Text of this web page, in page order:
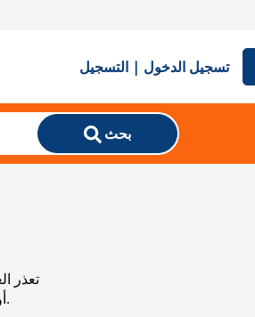
تسجيل الدخول | التسجيل
بحث
تعذر
URL، أو عرض خريطة الموقع الخاصة بنا لمساعدتك في العثور على ما تريد.